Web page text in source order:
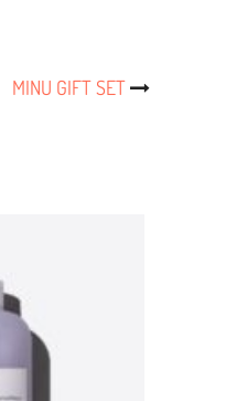
MINU GIFT SET